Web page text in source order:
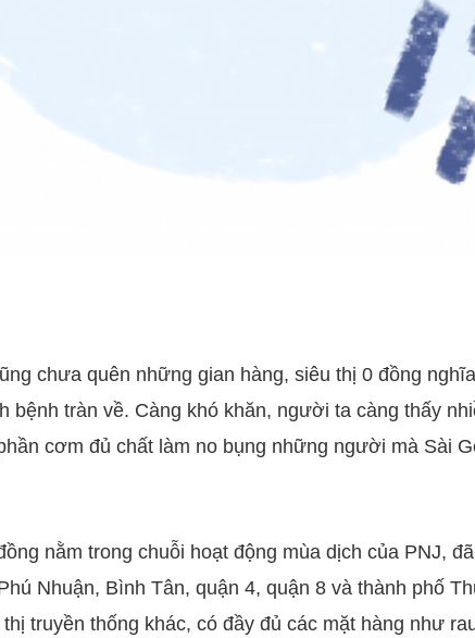
chưa quên những gian hàng, siêu thị 0 đồng
bệnh tràn về. Càng khó khăn, người ta càng thấy
cơm đủ chất làm no bụng những người mà Sài
nằm trong chuỗi hoạt động mùa dịch của PNJ,
Nhuận, Bình Tân, quận 4, quận 8 và thành phố
truyền thống khác, có đầy đủ các mặt hàng như